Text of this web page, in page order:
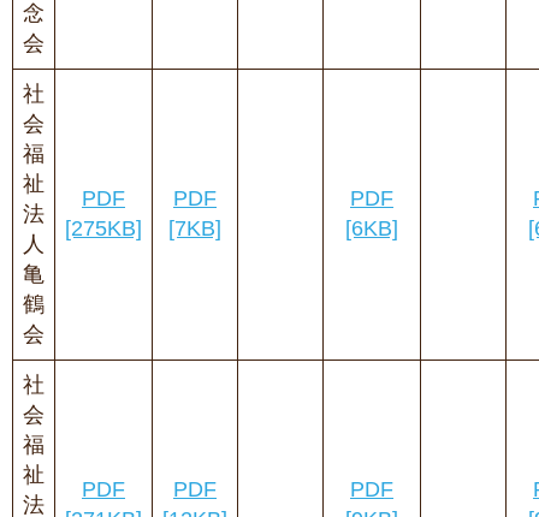
念
会
社
会
福
祉
法
人
亀
鶴
会
PDF
[275KB]
PDF
[7KB]
PDF
[6KB]
社
会
福
祉
法
PDF
PDF
PDF